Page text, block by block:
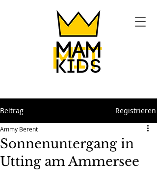
Beitrag Registrieren
Sonnenuntergang in
Utting am Ammersee
Ammy Berent